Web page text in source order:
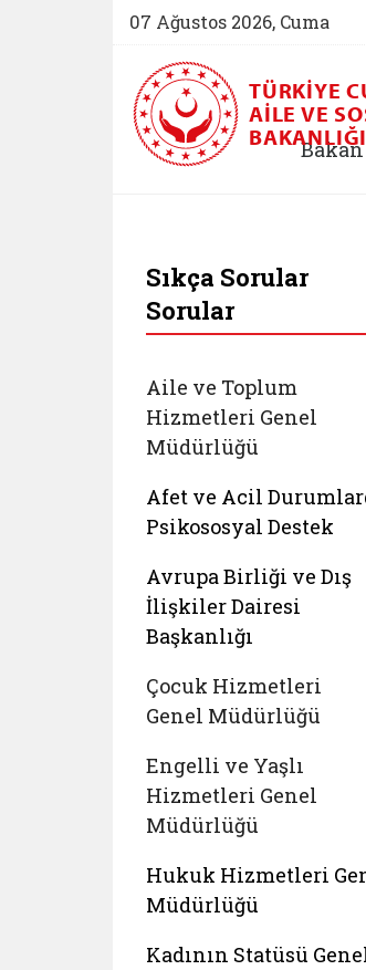
07 Ağustos 2026, Cuma
TÜRKIYE
AILE VE
BAKANLIĞI
Bakan
Sıkça Sorular
Sorular
Aile ve Toplum
Hizmetleri Genel
Müdürlüğü
Afet ve Acil
Psikososyal Destek
Avrupa Birliği ve Dış
İlişkiler Dairesi
Başkanlığı
Çocuk Hizmetleri
Genel Müdürlüğü
Engelli ve Yaşlı
Hizmetleri Genel
Müdürlüğü
Hukuk Hizmetleri
Müdürlüğü
Kadının Statüsü